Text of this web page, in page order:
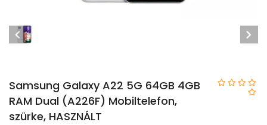
Samsung Galaxy A22 5G 64GB 4GB
RAM Dual (A226F) Mobiltelefon,
szürke, HASZNÁLT